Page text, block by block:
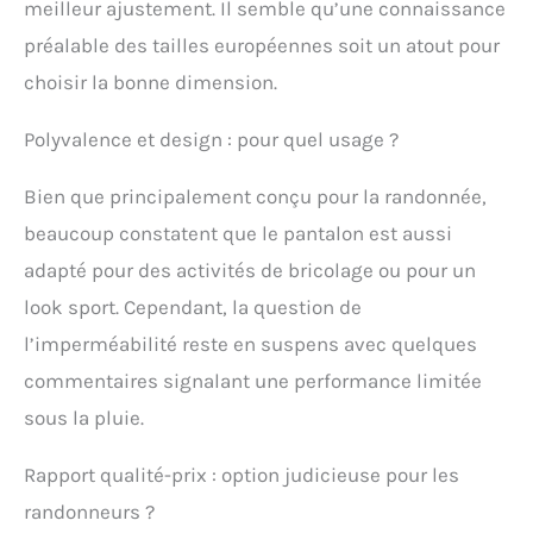
POLYVALENT :
Contrairement à de
pantalons de randonnée
utilisé toute l’année pour
de plein air, de l’escalade
jardinage. BIEN AÉRɠ:
Avec deux fermetures
pratiques le long des
cuisses, il est facile de
dans ce pantalon
meilleur ajustement. Il semble qu’une connaissance
préalable des tailles européennes soit un atout pour
choisir la bonne dimension.
Polyvalence et design : pour quel usage ?
Bien que principalement conçu pour la randonnée,
beaucoup constatent que le pantalon est aussi
adapté pour des activités de bricolage ou pour un
look sport. Cependant, la question de
l’imperméabilité reste en suspens avec quelques
commentaires signalant une performance limitée
sous la pluie.
Rapport qualité-prix : option judicieuse pour les
randonneurs ?